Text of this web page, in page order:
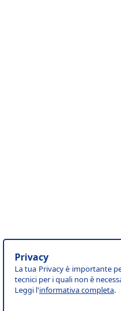
Privacy
La tua Privacy è importante
tecnici per i quali non è
Leggi l'informativa completa.